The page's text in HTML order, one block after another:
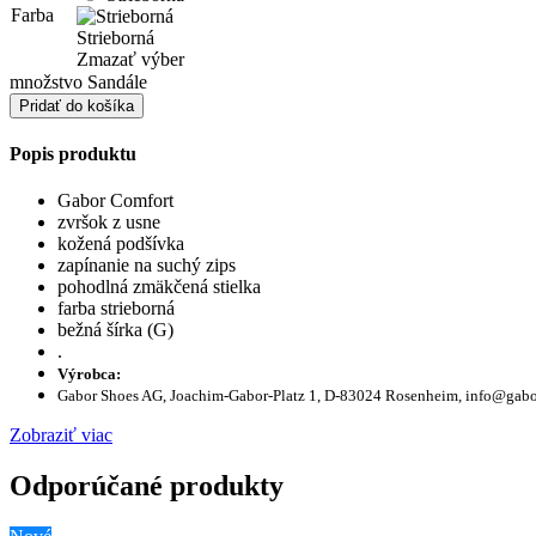
Farba
Strieborná
Zmazať výber
množstvo Sandále
Pridať do košíka
Popis produktu
Gabor Comfort
zvršok z usne
kožená podšívka
zapínanie na suchý zips
pohodlná zmäkčená stielka
farba strieborná
bežná šírka (G)
.
Výrobca:
Gabor Shoes AG, Joachim-Gabor-Platz 1, D-83024 Rosenheim,
Zobraziť viac
Odporúčané produkty